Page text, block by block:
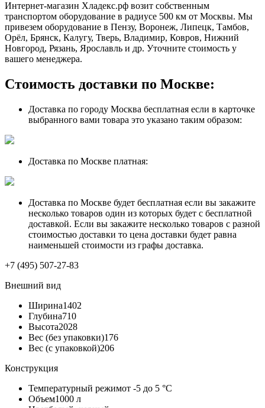
Интернет-магазин Хладекс.рф возит собственным
транспортом оборудование в радиусе 500 км от Москвы. Мы
привезем оборудование в Пензу, Воронеж, Липецк, Тамбов,
Орёл, Брянск, Калугу, Тверь, Владимир, Ковров, Нижний
Новгород, Рязань, Ярославль и др. Уточните стоимость у
вашего менеджера.
Стоимость доставки по Москве:
Доставка по городу Москва бесплатная если в карточке
выбранного вами товара это указано таким образом:
Доставка по Москве платная:
Доставка по Москве будет бесплатная если вы закажите
несколько товаров один из которых будет с бесплатной
доставкой. Если вы закажите несколько товаров с разной
стоимостью доставки то цена доставки будет равна
наименьшей стоимости из графы доставка.
+7 (495) 507-27-83
Внешний вид
Ширина1402
Глубина710
Высота2028
Вес (без упаковки)176
Вес (с упаковкой)206
Конструкция
Температурный режимот -5 до 5 °C
Объем1000 л